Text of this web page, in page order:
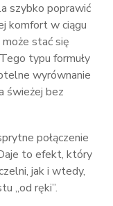
szybko poprawić
komfort w ciągu
stać się
typu formuły
wyrównanie
świeżej bez
połączenie
to efekt, który
jak i wtedy,
„od ręki”.